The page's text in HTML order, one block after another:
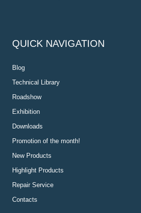
QUICK NAVIGATION
Blog
Technical Library
Roadshow
Exhibition
Downloads
Promotion of the month!
New Products
Highlight Products
Repair Service
Contacts